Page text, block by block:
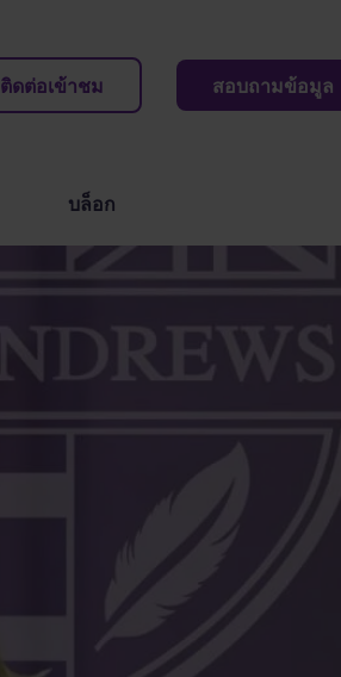
ติดต่อเข้าชม สอบถามข้อมูล
บล็อก